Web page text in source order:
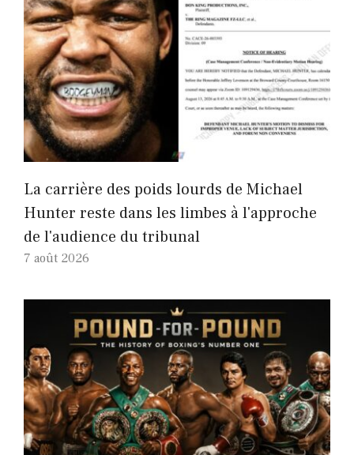
La carrière des poids lourds de Michael
Hunter reste dans les limbes à l'approche
de l'audience du tribunal
7 août 2026